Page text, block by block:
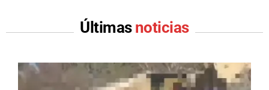
Últimas noticias